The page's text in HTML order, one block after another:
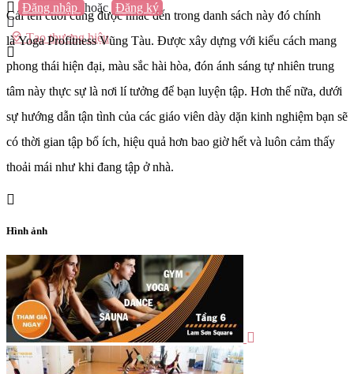
Đăng nhập hoặc Đăng ký
Tạo thương hiệu
Cái tên cuối cùng được nhắc đến trong danh sách này đó chính
là Yoga Profitness Vũng Tàu. Được xây dựng với kiểu cách mang
phong thái hiện đại, màu sắc hài hòa, đón ánh sáng tự nhiên trung
tâm này thực sự là nơi lí tưởng để bạn luyện tập. Hơn thế nữa, dưới
sự hướng dẫn tận tình của các giáo viên dày dặn kinh nghiệm bạn sẽ
có thời gian tập bổ ích, hiệu quả hơn bao giờ hết và luôn cảm thấy
thoải mái như khi đang tập ở nhà.
Hình ảnh